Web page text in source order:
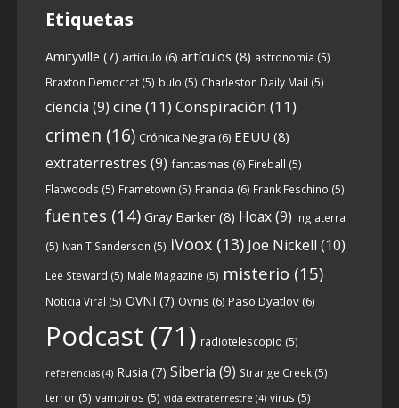
6 0 View on facebook
Crónicas de Nantucket
5 years ago
Descargar
https://www.ivoox.com/cdn-6x05-8211-
qanon-parte-1-origenes-audios-
mp3_rf_67157433_1.html
orígenes y desarrollo de Qanon, la madre
de todas las...See more
Etiquetas
Amityville (7) artículo (6) artículos (8) astronomía (5)
Braxton Democrat(5) bulo (5) Charleston Daily Mail (5)
ciencia (9) cine (11) Conspiración (11)
crimen (16) Crónica Negra (6) EEUU (8)
extraterrestres (9) fantasmas (6) Fireball (5)
Flatwoods (5) Frametown (5) Francia (6) Frank Feschino (5)
fuentes (14) Gray Barker(8) Hoax(9) Inglaterra
(5) Ivan T Sanderson (5) iVoox(13) Joe Nickell (10)
Lee Steward (5) Male Magazine (5) misterio (15)
Noticia Viral (5) OVNI (7) Ovnis (6) Paso Dyatlov(6)
Podcast (71) radiotelescopio (5)
referencias(4) Rusia (7) Siberia (9) Strange Creek(5)
terror(5) vampiros (5) vida extraterrestre (4) virus (5)